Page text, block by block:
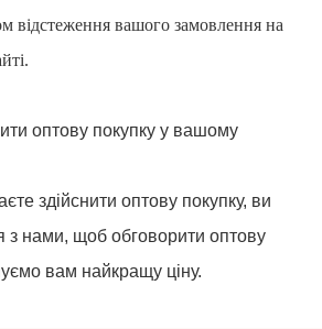
відстеження вашого замовлення на
оптову покупку у вашому
здійснити оптову покупку, ви
з нами, щоб обговорити оптову
вам найкращу ціну.